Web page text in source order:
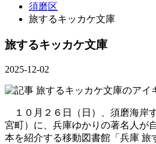
須磨区
旅するキッカケ文庫
旅するキッカケ文庫
2025-12-02
１０月２６日（日）、須磨海岸
宮町）に、兵庫ゆかりの著名人が
本を紹介する移動図書館「兵庫 旅